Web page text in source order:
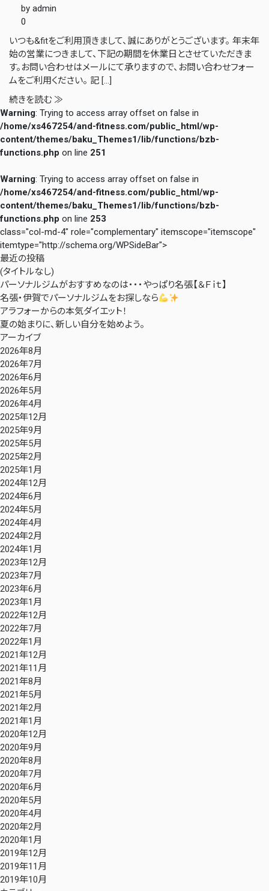
by admin
0
いつも&fitをご利用頂きまして、誠にありがとうございます。 年末年
始の営業につきまして、下記の期間を休業日とさせていただきま
す。お問い合わせはメールにて承りますので、お問い合わせフォー
ムをご利用ください。 記 […]
続きを読む ≫
Warning: Trying to access array offset on false in
/home/xs467254/and-fitness.com/public_html/wp-
content/themes/baku_Themes1/lib/functions/bzb-
functions.php on line 251
Warning: Trying to access array offset on false in
/home/xs467254/and-fitness.com/public_html/wp-
content/themes/baku_Themes1/lib/functions/bzb-
functions.php on line 253
class="col-md-4" role="complementary" itemscope="itemscope"
itemtype="http://schema.org/WPSideBar">
最近の投稿
(タイトルなし)
パーソナルジムがおすすめなのは・・・やっぱり名張【＆Ｆｉｔ】
名張・伊賀でパーソナルジムをお探しなら
アラフォーからの本気ダイエット！
夏の始まりに、新しい自分を始めよう。
アーカイブ
2026年8月
2026年7月
2026年6月
2026年5月
2026年4月
2025年12月
2025年9月
2025年5月
2025年2月
2025年1月
2024年12月
2024年6月
2024年5月
2024年4月
2024年2月
2024年1月
2023年12月
2023年7月
2023年6月
2023年1月
2022年12月
2022年7月
2022年1月
2021年12月
2021年11月
2021年8月
2021年5月
2021年2月
2021年1月
2020年12月
2020年9月
2020年8月
2020年7月
2020年6月
2020年5月
2020年4月
2020年2月
2020年1月
2019年12月
2019年11月
2019年10月